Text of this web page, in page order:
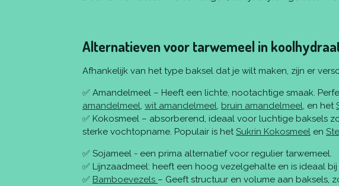
Alternatieven voor tarwemeel in
Afhankelijk van het type baksel dat je wilt maken, zijn er
✅ Amandelmeel – Heeft een lichte, nootachtige smaak.
amandelmeel, wit amandelmeel, bruin amandelmeel, en het
✅ Kokosmeel – absorberend, ideaal voor luchtige baksels
sterke vochtopname. Populair is hetSukrin Kokosmeel en
✅ Sojameel - een prima alternatief voor regulier tarwemeel.
✅ Lijnzaadmeel: heeft een hoog vezelgehalte en is ideaal
✅ Bamboevezels – Geeft structuur en volume aan baksels,